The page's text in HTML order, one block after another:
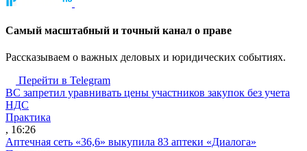
Cамый масштабный и точный канал о праве
Рассказываем о важных деловых и юридических событиях.
Перейти в Telegram
ВС запретил уравнивать цены участников закупок без учета
НДС
Практика
, 16:26
Аптечная сеть «36,6» выкупила 83 аптеки «Диалога»